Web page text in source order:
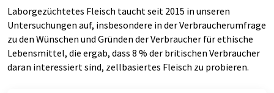
Laborgezüchtetes Fleisch taucht seit 2015 in unseren
Untersuchungen auf, insbesondere in der Verbraucherumfrage
zu den Wünschen und Gründen der Verbraucher für ethische
Lebensmittel, die ergab, dass 8 % der britischen Verbraucher
daran interessiert sind, zellbasiertes Fleisch zu probieren.